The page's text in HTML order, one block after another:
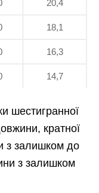
20,4
18,1
16,3
14,7
шестигранної
кратної
з залишком до
з залишком